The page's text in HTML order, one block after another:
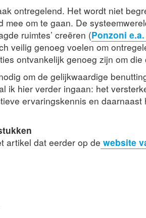
ontregelend. Het wordt niet
mee om te gaan. De
ruimtes’ creëren (Ponzoni
veilig genoeg voelen om
ontvankelijk genoeg zijn om
om de gelijkwaardige
ik hier verder ingaan: het
ervaringskennis en
artikel dat eerder op de website